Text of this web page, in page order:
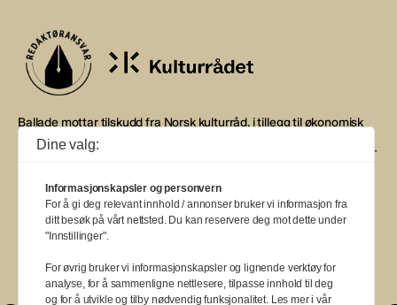
Ballade mottar tilskudd fra Norsk kulturråd, i tillegg til økonomisk
støtte fra eierne NOPA, Norsk komponistforening og
Musikkforleggerne. Ballade drives etter Redaktør- og Vær Varsom-
BALLADE — NORGES MUSIKKMAGASIN
Dine valg:
Informasjonskapsler og personvern
For å gi deg relevant innhold / annonser bruker vi informasjon fra
ditt besøk på vårt nettsted. Du kan reservere deg mot dette under
"Innstillinger".
For øvrig bruker vi informasjonskapsler og lignende verktøy for
analyse, for å sammenligne nettlesere, tilpasse innhold til deg
og for å utvikle og tilby nødvendig funksjonalitet. Les mer i vår